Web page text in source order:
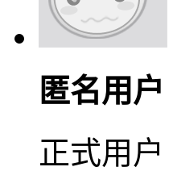
匿名用户
正式用户